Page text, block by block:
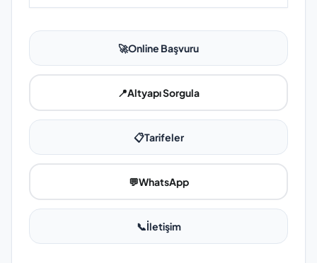
🚀Online Başvuru
📍Altyapı Sorgula
📋Tarifeler
💬WhatsApp
📞İletişim